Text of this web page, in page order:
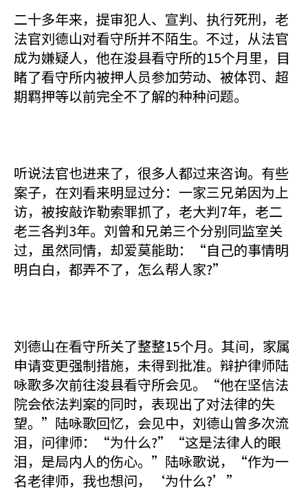
二十多年来，提审犯人、宣判、执行死刑，老
法官刘德山对看守所并不陌生。不过，从法官
成为嫌疑人，他在浚县看守所的15个月里，目
睹了看守所内被押人员参加劳动、被体罚、超
期羁押等以前完全不了解的种种问题。
听说法官也进来了，很多人都过来咨询。有些
案子，在刘看来明显过分：一家三兄弟因为上
访，被按敲诈勒索罪抓了，老大判7年，老二
老三各判3年。刘曾和兄弟三个分别同监室关
过，虽然同情，却爱莫能助：“自己的事情明
明白白，都弄不了，怎么帮人家?”
刘德山在看守所关了整整15个月。其间，家属
申请变更强制措施，未得到批准。辩护律师陆
咏歌多次前往浚县看守所会见。“他在坚信法
院会依法判案的同时，表现出了对法律的失
望。”陆咏歌回忆，会见中，刘德山曾多次流
泪，问律师：“为什么?”“这是法律人的眼
泪，是局内人的伤心。”陆咏歌说，“作为一
名老律师，我也想问，‘为什么?’”